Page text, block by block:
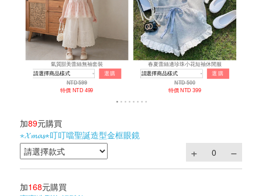
加89元購買
⋆𝓧𝓶𝓪𝓼⋆叮叮噹聖誕造型金框眼鏡
加168元購買